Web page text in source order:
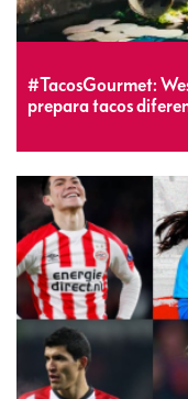
#TacosGourmet:
prepara tacos